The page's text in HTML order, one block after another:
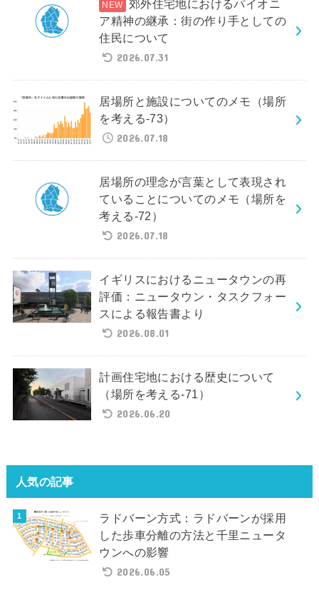
郊外住宅地におけるパイオニ
ア精神の継承：街の作り手としての
住民について
2026.07.31
居場所と施設についてのメモ（場所
を考える-73）
2026.07.18
居場所の理念が言葉として表現され
ていることについてのメモ（場所を
考える-72）
2026.07.18
イギリスにおけるニュータウンの再
評価：ニュータウン・タスクフォー
スによる報告書より
2026.08.01
計画住宅地における歴史について
（場所を考える-71）
2026.06.20
人気の記事
ラドバーン方式：ラドバーンが採用
した歩車分離の方法と千里ニュータ
ウンへの影響
2026.06.05